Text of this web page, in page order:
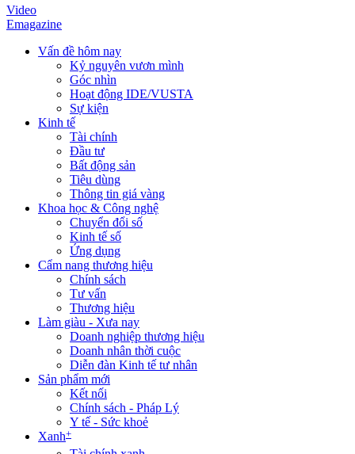
Video
Emagazine
Vấn đề hôm nay
Kỷ nguyên vươn mình
Góc nhìn
Hoạt động IDE/VUSTA
Sự kiện
Kinh tế
Tài chính
Đầu tư
Bất động sản
Tiêu dùng
Thông tin giá vàng
Khoa học & Công nghệ
Chuyển đổi số
Kinh tế số
Ứng dụng
Cẩm nang thương hiệu
Chính sách
Tư vấn
Thương hiệu
Làm giàu - Xưa nay
Doanh nghiệp thương hiệu
Doanh nhân thời cuộc
Diễn đàn Kinh tế tư nhân
Sản phẩm mới
Kết nối
Chính sách - Pháp Lý
Y tế - Sức khoẻ
Xanh+